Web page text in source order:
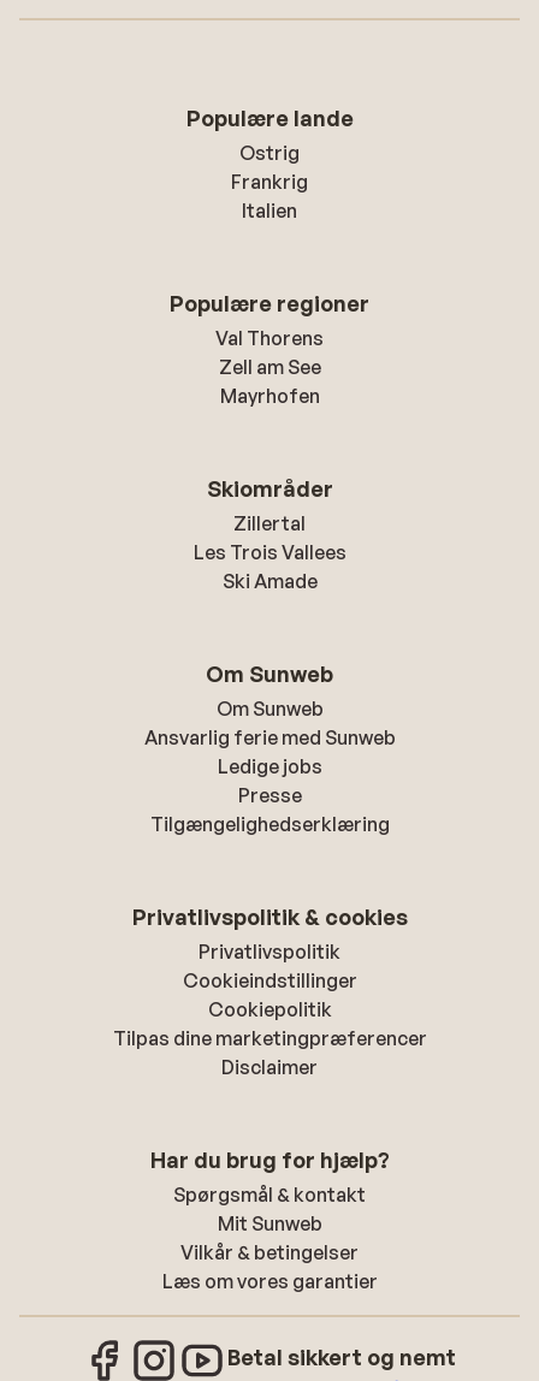
Populære lande
Ostrig
Frankrig
Italien
Populære regioner
Val Thorens
Zell am See
Mayrhofen
Skiområder
Zillertal
Les Trois Vallees
Ski Amade
Om Sunweb
Om Sunweb
Ansvarlig ferie med Sunweb
Ledige jobs
Presse
Tilgængelighedserklæring
Privatlivspolitik & cookies
Privatlivspolitik
Cookieindstillinger
Cookiepolitik
Tilpas dine marketingpræferencer
Disclaimer
Har du brug for hjælp?
Spørgsmål & kontakt
Mit Sunweb
Vilkår & betingelser
Læs om vores garantier
Betal sikkert og nemt